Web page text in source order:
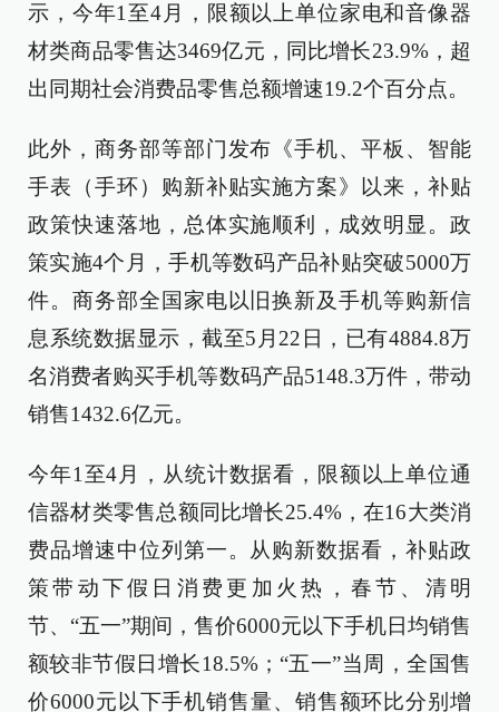
示，今年1至4月，限额以上单位家电和音像器
材类商品零售达3469亿元，同比增长23.9%，超
出同期社会消费品零售总额增速19.2个百分点。
此外，商务部等部门发布《手机、平板、智能
手表（手环）购新补贴实施方案》以来，补贴
政策快速落地，总体实施顺利，成效明显。政
策实施4个月，手机等数码产品补贴突破5000万
件。商务部全国家电以旧换新及手机等购新信
息系统数据显示，截至5月22日，已有4884.8万
名消费者购买手机等数码产品5148.3万件，带动
销售1432.6亿元。
今年1至4月，从统计数据看，限额以上单位通
信器材类零售总额同比增长25.4%，在16大类消
费品增速中位列第一。从购新数据看，补贴政
策带动下假日消费更加火热，春节、清明
节、“五一”期间，售价6000元以下手机日均销售
额较非节假日增长18.5%；“五一”当周，全国售
价6000元以下手机销售量、销售额环比分别增